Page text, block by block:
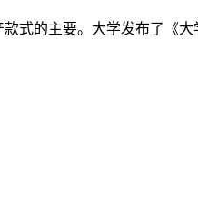
式的主要。大学发布了《